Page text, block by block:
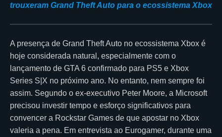
trouxeram Grand Theft Auto para o ecossistema Xbox
A presença de Grand Theft Auto no ecossistema Xbox é
hoje considerada natural, especialmente com o
lançamento de GTA 6 confirmado para PS5 e Xbox
Series S|X no próximo ano. No entanto, nem sempre foi
assim. Segundo o ex-executivo Peter Moore, a Microsoft
precisou investir tempo e esforço significativos para
convencer a Rockstar Games de que apostar no Xbox
valeria a pena. Em entrevista ao Eurogamer, durante uma